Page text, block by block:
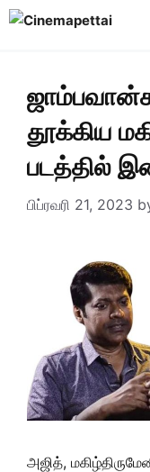
Skip
தூக்கிய
படத்தில்
பிப்ரவரி 21, 2023
அஜித்,